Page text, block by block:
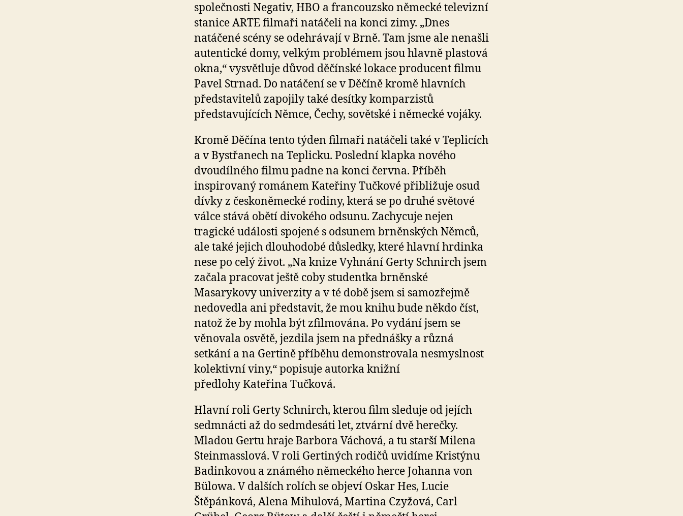
společnosti Negativ, HBO a francouzsko německé televizní
stanice ARTE filmaři natáčeli na konci zimy. „Dnes
natáčené scény se odehrávají v Brně. Tam jsme ale nenašli
autentické domy, velkým problémem jsou hlavně plastová
okna,“ vysvětluje důvod děčínské lokace producent filmu
Pavel Strnad. Do natáčení se v Děčíně kromě hlavních
představitelů zapojily také desítky komparzistů
představujících Němce, Čechy, sovětské i německé vojáky.
Kromě Děčína tento týden filmaři natáčeli také v Teplicích
a v Bystřanech na Teplicku. Poslední klapka nového
dvoudílného filmu padne na konci června. Příběh
inspirovaný románem Kateřiny Tučkové přibližuje osud
dívky z českoněmecké rodiny, která se po druhé světové
válce stává obětí divokého odsunu. Zachycuje nejen
tragické události spojené s odsunem brněnských Němců,
ale také jejich dlouhodobé důsledky, které hlavní hrdinka
nese po celý život. „Na knize Vyhnání Gerty Schnirch jsem
začala pracovat ještě coby studentka brněnské
Masarykovy univerzity a v té době jsem si samozřejmě
nedovedla ani představit, že mou knihu bude někdo číst,
natož že by mohla být zfilmována. Po vydání jsem se
věnovala osvětě, jezdila jsem na přednášky a různá
setkání a na Gertině příběhu demonstrovala nesmyslnost
kolektivní viny,“ popisuje autorka knižní
předlohy Kateřina Tučková.
Hlavní roli Gerty Schnirch, kterou film sleduje od jejích
sedmnácti až do sedmdesáti let, ztvární dvě herečky.
Mladou Gertu hraje Barbora Váchová, a tu starší Milena
Steinmasslová. V roli Gertiných rodičů uvidíme Kristýnu
Badinkovou a známého německého herce Johanna von
Bülowa. V dalších rolích se objeví Oskar Hes, Lucie
Štěpánková, Alena Mihulová, Martina Czyžová, Carl